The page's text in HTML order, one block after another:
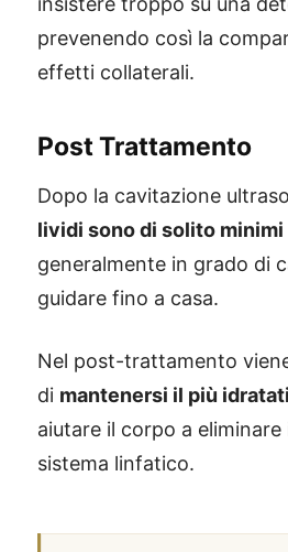
prevenendo così la
effetti collaterali.
Post Trattamento
Dopo la cavitazione
lividi sono di solito minimi
generalmente in grado di
guidare fino a casa.
Nel post-trattamento
di mantenersi il più
aiutare il corpo a
sistema linfatico.